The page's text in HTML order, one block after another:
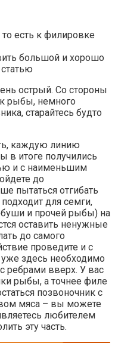
есть к филировке
большой и хорошо
острый. Со стороны
рыбы, немного
старайтесь будто
каждую линию
в итоге получились
и с наименьшим
до
пытаться отгибать
для семги,
и прочей рыбы) на
оставить ненужные
до самого
проведите и с
здесь необходимо
ребрами вверх. У вас
рыбы, а точнее филе
позвоночник с
мяса – вы можете
любителем
эту часть.